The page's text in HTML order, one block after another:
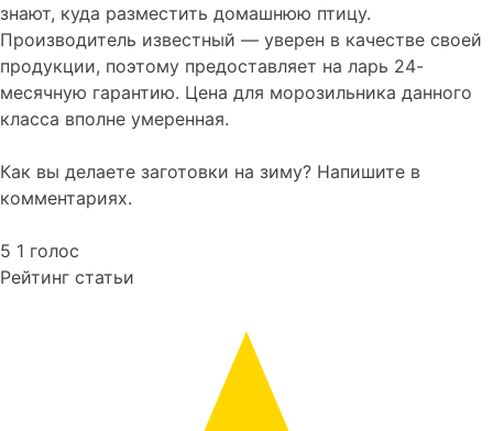
знают, куда разместить домашнюю птицу.
Производитель известный — уверен в качестве своей
продукции, поэтому предоставляет на ларь 24-
месячную гарантию. Цена для морозильника данного
класса вполне умеренная.
Как вы делаете заготовки на зиму? Напишите в
комментариях.
5 1 голос
Рейтинг статьи